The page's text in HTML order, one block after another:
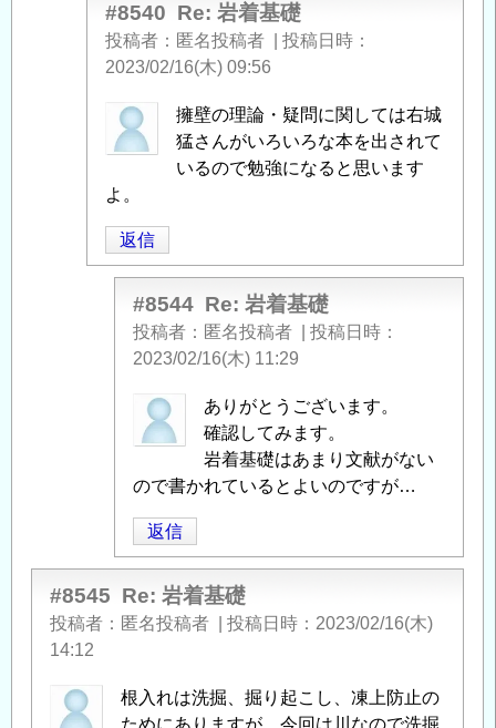
#8540 Re: 岩着基礎
投稿者 匿名投稿者
投稿日時
2023/02/16(木) 09:56
匿
名
稿
に
よ
Re:
擁壁の理論・疑問に関しては右城
猛さんがいろいろな本を出されて
いるので勉強になると思います
よ。
返信
#8544 Re: 岩着基礎
投稿者 匿名投稿者
投稿日時
2023/02/16(木) 11:29
匿
名
稿
に
よ
る
「Re:
基
ありがとうございます。
確認してみます。
岩着基礎はあまり文献がない
ので書かれているとよいのですが…
返信
#8545 Re: 岩着基礎
投稿者 匿名投稿者 投稿日時
2023/02/16(木)
14:12
根入れは洗掘、掘り起こし、凍上防止の
ためにありますが、今回は川なので洗掘